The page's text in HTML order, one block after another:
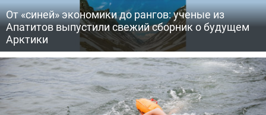
От «синей» экономики до рангов: ученые из
Апатитов выпустили свежий сборник о будущем
Арктики